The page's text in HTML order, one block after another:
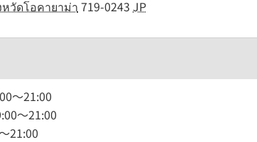
หวัดโอคายาม่า 719-0243 JP
～21:00
～21:00
～21:00